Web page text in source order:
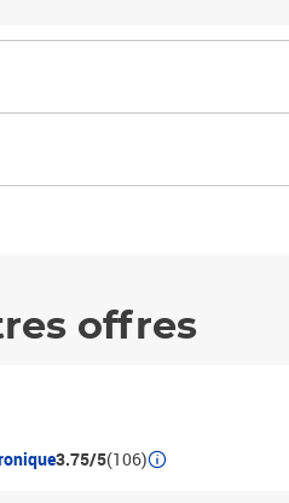
offres
3.75/5(106)